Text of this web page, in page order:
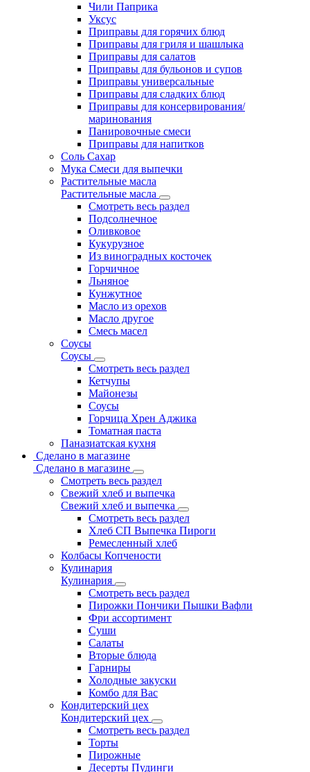
Чили Паприка
Уксус
Приправы для горячих блюд
Приправы для гриля и шашлыка
Приправы для салатов
Приправы для бульонов и супов
Приправы универсальные
Приправы для сладких блюд
Приправы для консервирования/
маринования
Панировочные смеси
Приправы для напитков
Соль Сахар
Мука Смеси для выпечки
Растительные масла
Растительные масла
Смотреть весь раздел
Подсолнечное
Оливковое
Кукурузное
Из виноградных косточек
Горчичное
Льняное
Кунжутное
Масло из орехов
Масло другое
Смесь масел
Соусы
Соусы
Смотреть весь раздел
Кетчупы
Майонезы
Соусы
Горчица Хрен Аджика
Томатная паста
Паназиатская кухня
Сделано в магазине
Сделано в магазине
Смотреть весь раздел
Свежий хлеб и выпечка
Свежий хлеб и выпечка
Смотреть весь раздел
Хлеб СП Выпечка Пироги
Ремесленный хлеб
Колбасы Копчености
Кулинария
Кулинария
Смотреть весь раздел
Пирожки Пончики Пышки Вафли
Фри ассортимент
Суши
Салаты
Вторые блюда
Гарниры
Холодные закуски
Комбо для Вас
Кондитерский цех
Кондитерский цех
Смотреть весь раздел
Торты
Пирожные
Десерты Пудинги